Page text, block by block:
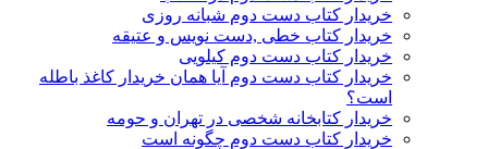
خریدار کتاب دست دوم شبانه روزی
خریدار کتاب خطی ,دست نویس و عتیقه
خریدار کتاب دست دوم کیلویی
خریدار کتاب دست دوم آیا همان خریدار کاغذ باطله
است؟
خریدار کتابخانه شخصی در تهران و حومه
خریدار کتاب دست دوم چگونه است